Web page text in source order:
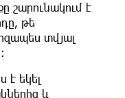
շարունակում է
թե
տվյալ
է եկել
և